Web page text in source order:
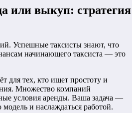
или выкуп: стратегия
Успешные таксисты знают, что
начинающего таксиста — это
для тех, кто ищет простоту и
Множество компаний
условия аренды. Ваша задача —
и наслаждаться работой.